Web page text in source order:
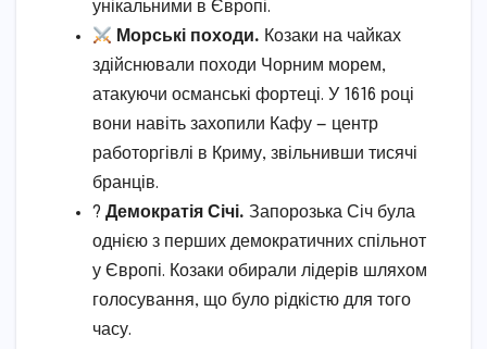
унікальними в Європі.
Морські походи. Козаки на чайках
здійснювали походи Чорним морем,
атакуючи османські фортеці. У 1616 році
вони навіть захопили Кафу — центр
работоргівлі в Криму, звільнивши тисячі
бранців.
?️ Демократія Січі. Запорозька Січ була
однією з перших демократичних спільнот
у Європі. Козаки обирали лідерів шляхом
голосування, що було рідкістю для того
часу.